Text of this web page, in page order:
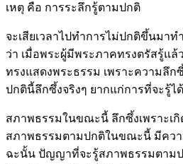
เหตุ คือ การระลึกรู้ตามปกติ
จะเสียเวลาไปทำการไม่ปกติขึ้นมาท
ว่า เมื่อพระผู้มีพระภาคทรงตรัสรู้แ
ทรงแสดงพระธรรม เพราะความลึ
ปกตินี้ลึกซึ้งจริงๆ ยากแก่การที่จะรู้ไ
สภาพธรรมในขณะนี้ ลึกซึ้งเพราะเ
สภาพธรรมตามปกติในขณะนี้ มีควา
ฉะนั้น ปัญญาที่จะรู้สภาพธรรมตามป